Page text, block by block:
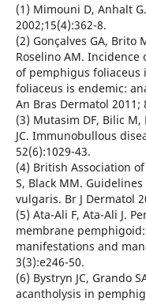
(1) Mimouni D, Anhalt
2002;15(4):362-8.
(2) Gonçalves GA, Brito
Roselino AM.
of pemphigus foliaceus
foliaceus is endemic:
An Bras Dermatol 2011;
(3) Mutasim DF, Bilic M,
JC. Immunobullous
52(6):1029-43.
(4) British Association
S, Black MM.
vulgaris. Br J Dermatol
(5) Ata-Ali F, Ata-Ali J.
membrane
manifestations and
3(3):e246-50.
(6) Bystryn JC, Grando
acantholysis in